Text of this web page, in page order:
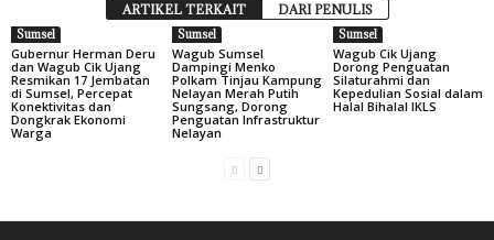
ARTIKEL TERKAIT DARI PENULIS
Sumsel
Gubernur Herman Deru
dan Wagub Cik Ujang
Resmikan 17 Jembatan
di Sumsel, Percepat
Konektivitas dan
Dongkrak Ekonomi
Warga
Sumsel
Wagub Sumsel
Dampingi Menko
Polkam Tinjau Kampung
Nelayan Merah Putih
Sungsang, Dorong
Penguatan Infrastruktur
Nelayan
Sumsel
Wagub Cik Ujang
Dorong Penguatan
Silaturahmi dan
Kepedulian Sosial dalam
Halal Bihalal IKLS